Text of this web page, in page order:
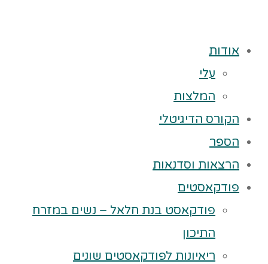
אודות
עלי
המלצות
הקורס הדיגיטלי
הספר
הרצאות וסדנאות
פודקאסטים
פודקאסט בנת חלאל – נשים במזרח
התיכון
ריאיונות לפודקאסטים שונים